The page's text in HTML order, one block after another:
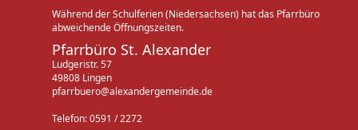
Während der Schulferien (Niedersachsen) hat das Pfarrbüro
abweichende Öffnungszeiten.
Pfarrbüro St. Alexander
Ludgeristr. 57
49808 Lingen
pfarrbuero@alexandergemeinde.de
Telefon: 0591 / 2272